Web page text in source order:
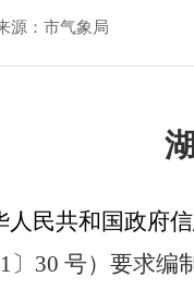
源：市气象局
民共和国政府
〕 30 号）要求编